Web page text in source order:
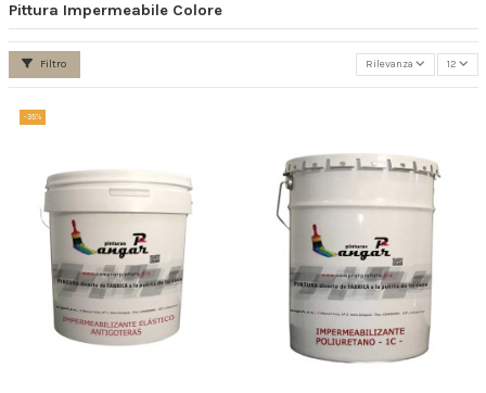
Pittura Impermeabile Colore
Filtro Rilevanza 12
-35%